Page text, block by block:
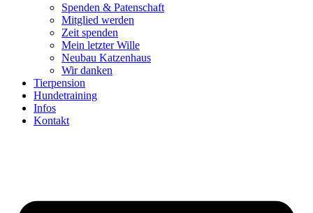
Spenden & Patenschaft
Mitglied werden
Zeit spenden
Mein letzter Wille
Neubau Katzenhaus
Wir danken
Tierpension
Hundetraining
Infos
Kontakt